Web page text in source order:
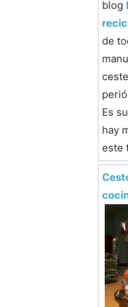
blog
de
Es
hay
este